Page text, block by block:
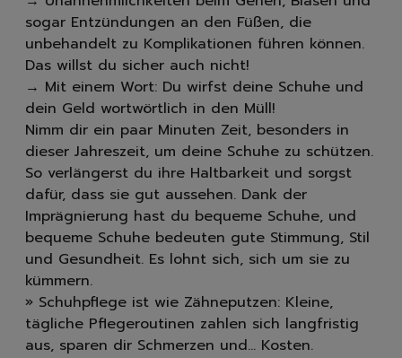
sogar Entzündungen an den Füßen, die
unbehandelt zu Komplikationen führen können.
Das willst du sicher auch nicht!
→ Mit einem Wort: Du wirfst deine Schuhe und
dein Geld wortwörtlich in den Müll!
Nimm dir ein paar Minuten Zeit, besonders in
dieser Jahreszeit, um deine Schuhe zu schützen.
So verlängerst du ihre Haltbarkeit und sorgst
dafür, dass sie gut aussehen. Dank der
Imprägnierung hast du bequeme Schuhe, und
bequeme Schuhe bedeuten gute Stimmung, Stil
und Gesundheit. Es lohnt sich, sich um sie zu
kümmern.
» Schuhpflege ist wie Zähneputzen: Kleine,
tägliche Pflegeroutinen zahlen sich langfristig
aus, sparen dir Schmerzen und... Kosten.